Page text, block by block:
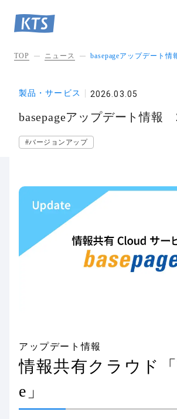
TOP ニュース basepageアップデート
製品・サービス 2026.03.05
basepageアップデート情報
#バージョンアップ
アップデート情報
情報共有クラウド「
e」